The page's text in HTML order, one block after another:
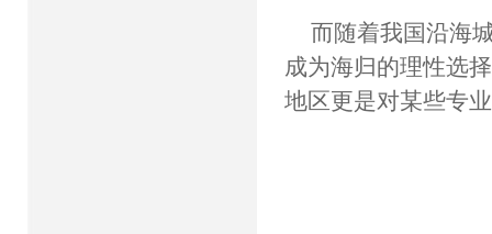
而随着我国沿海
成为海归的理性选
地区更是对某些专